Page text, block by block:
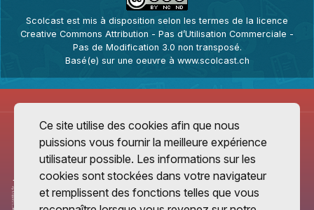
Scolcast est mis à disposition selon les termes de la licence
Creative Commons Attribution - Pas d’Utilisation Commerciale -
Pas de Modification 3.0 non transposé.
Basé(e) sur une oeuvre à www.scolcast.ch
Ce site utilise des cookies afin que nous
puissions vous fournir la meilleure expérience
utilisateur possible. Les informations sur les
cookies sont stockées dans votre navigateur
et remplissent des fonctions telles que vous